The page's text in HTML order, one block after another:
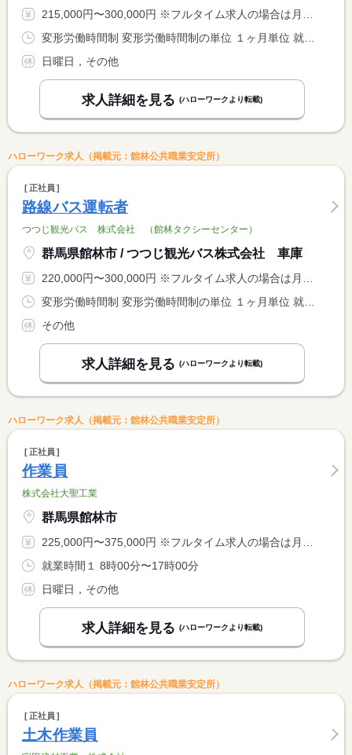
215,000円〜300,000円 ※フルタイム求人の場合は月額（換算額）、パート求人の場合は時間額を表示しています。
変形労働時間制 変形労働時間制の単位 １ヶ月単位 就業時間１ 8時00分〜17時00分 又は 〜の時間の間の7時間 就業時間に関する特記事項 １日７時間労働
日曜日，その他
求人詳細を見る (ハローワークより転載)
ハローワーク求人（掲載元：館林公共職業安定所）
正社員
路線バス運転者
つつじ観光バス 株式会社 （館林タクシーセンター）
群馬県館林市 / つつじ観光バス株式会社 車庫
220,000円〜300,000円 ※フルタイム求人の場合は月額（換算額）、パート求人の場合は時間額を表示しています。
変形労働時間制 変形労働時間制の単位 １ヶ月単位 就業時間１ 5時00分〜12時00分 就業時間２ 12時00分〜21時00分 就業時間に関する特記事項 （１）（２）交替制（シフト制）
その他
求人詳細を見る (ハローワークより転載)
ハローワーク求人（掲載元：館林公共職業安定所）
正社員
作業員
株式会社大聖工業
群馬県館林市
225,000円〜375,000円 ※フルタイム求人の場合は月額（換算額）、パート求人の場合は時間額を表示しています。
就業時間１ 8時00分〜17時00分
日曜日，その他
求人詳細を見る (ハローワークより転載)
ハローワーク求人（掲載元：館林公共職業安定所）
正社員
土木作業員